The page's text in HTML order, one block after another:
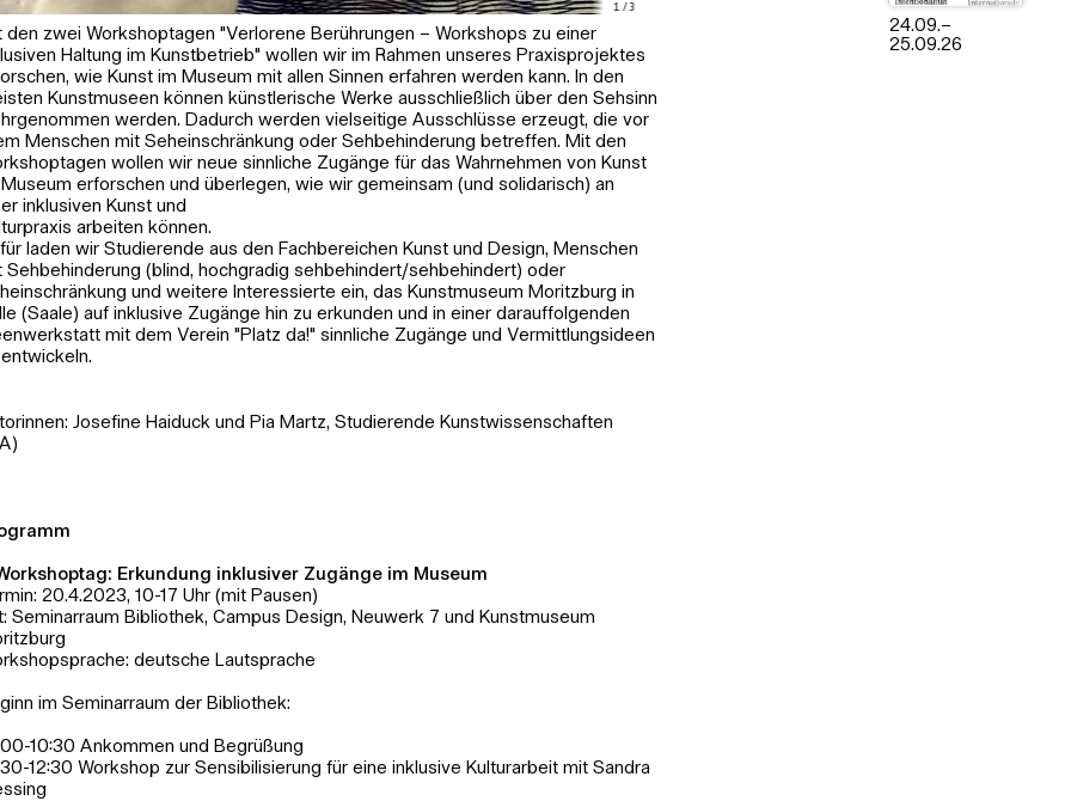
1 / 3
Fotografie zeigt eine Hand, gehüllt in
die ein Gemälde beinnahe
den zwei Workshoptagen "Verlorene Berührungen – Workshops zu einer
Haltung im Kunstbetrieb" wollen wir im Rahmen unseres Praxisprojektes
wie Kunst im Museum mit allen Sinnen erfahren werden kann. In den
Kunstmuseen können künstlerische Werke ausschließlich über den Sehsinn
werden. Dadurch werden vielseitige Ausschlüsse erzeugt, die vor
Menschen mit Seheinschränkung oder Sehbehinderung betreffen. Mit den
wollen wir neue sinnliche Zugänge für das Wahrnehmen von Kunst
erforschen und überlegen, wie wir gemeinsam (und solidarisch) an
inklusiven Kunst und
arbeiten können.
laden wir Studierende aus den Fachbereichen Kunst und Design, Menschen
Sehbehinderung (blind, hochgradig sehbehindert/sehbehindert) oder
und weitere Interessierte ein, das Kunstmuseum Moritzburg in
(Saale) auf inklusive Zugänge hin zu erkunden und in einer darauffolgenden
mit dem Verein "Platz da!" sinnliche Zugänge und Vermittlungsideen
Josefine Haiduck und Pia Martz, Studierende Kunstwissenschaften
Erkundung inklusiver Zugänge im Museum
20.4.2023, 10-17 Uhr (mit Pausen)
Seminarraum Bibliothek, Campus Design, Neuwerk 7 und Kunstmuseum
deutsche Lautsprache
im Seminarraum der Bibliothek:
10:30 Ankommen und Begrüßung
12:30 Workshop zur Sensibilisierung für eine inklusive Kulturarbeit mit Sandra
24.09.–
25.09.26